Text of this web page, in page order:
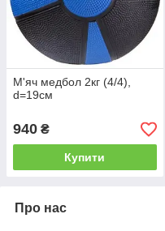
М'яч медбол 2кг (4/4),
d=19см
940 ₴
Купити
Про нас